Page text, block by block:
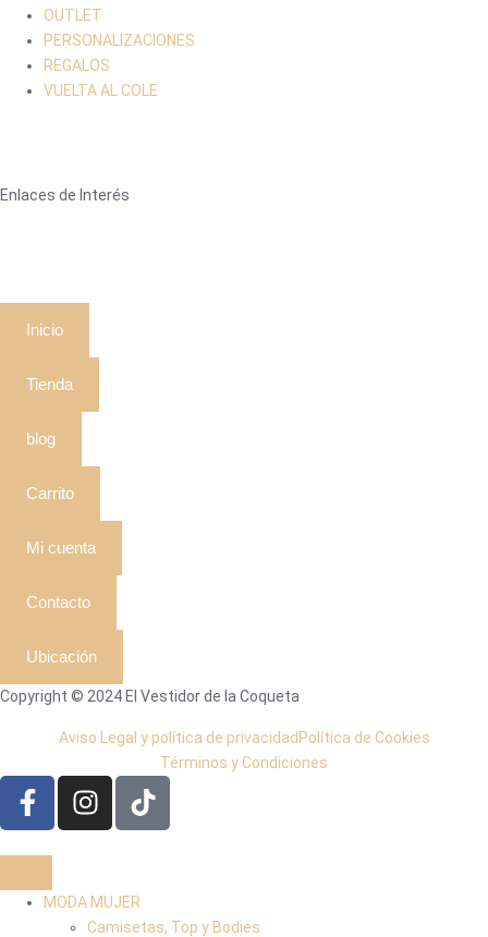
OUTLET
PERSONALIZACIONES
REGALOS
VUELTA AL COLE
Enlaces de Interés
Inicio
Tienda
blog
Carrito
Mi cuenta
Contacto
Ubicación
Copyright © 2024 El Vestidor de la Coqueta
Aviso Legal y política de privacidad Política de Cookies
Términos y Condiciones
MODA MUJER
Camisetas, Top y Bodies